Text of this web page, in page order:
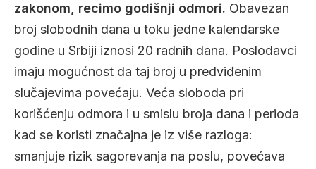
zakonom, recimo godišnji odmori. Obavezan
broj slobodnih dana u toku jedne kalendarske
godine u Srbiji iznosi 20 radnih dana. Poslodavci
imaju mogućnost da taj broj u predviđenim
slučajevima povećaju. Veća sloboda pri
korišćenju odmora i u smislu broja dana i perioda
kad se koristi značajna je iz više razloga:
smanjuje rizik sagorevanja na poslu, povećava